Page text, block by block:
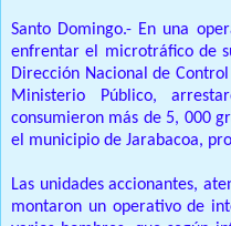
Santo Domingo.- En una
enfrentar el microtráfico de
Dirección Nacional de
Ministerio Público,
consumieron más de 5, 000
el municipio de Jarabacoa,
Las unidades accionantes,
montaron un operativo de